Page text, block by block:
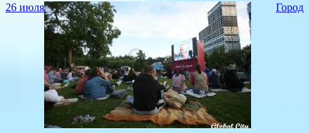
26 июля Город